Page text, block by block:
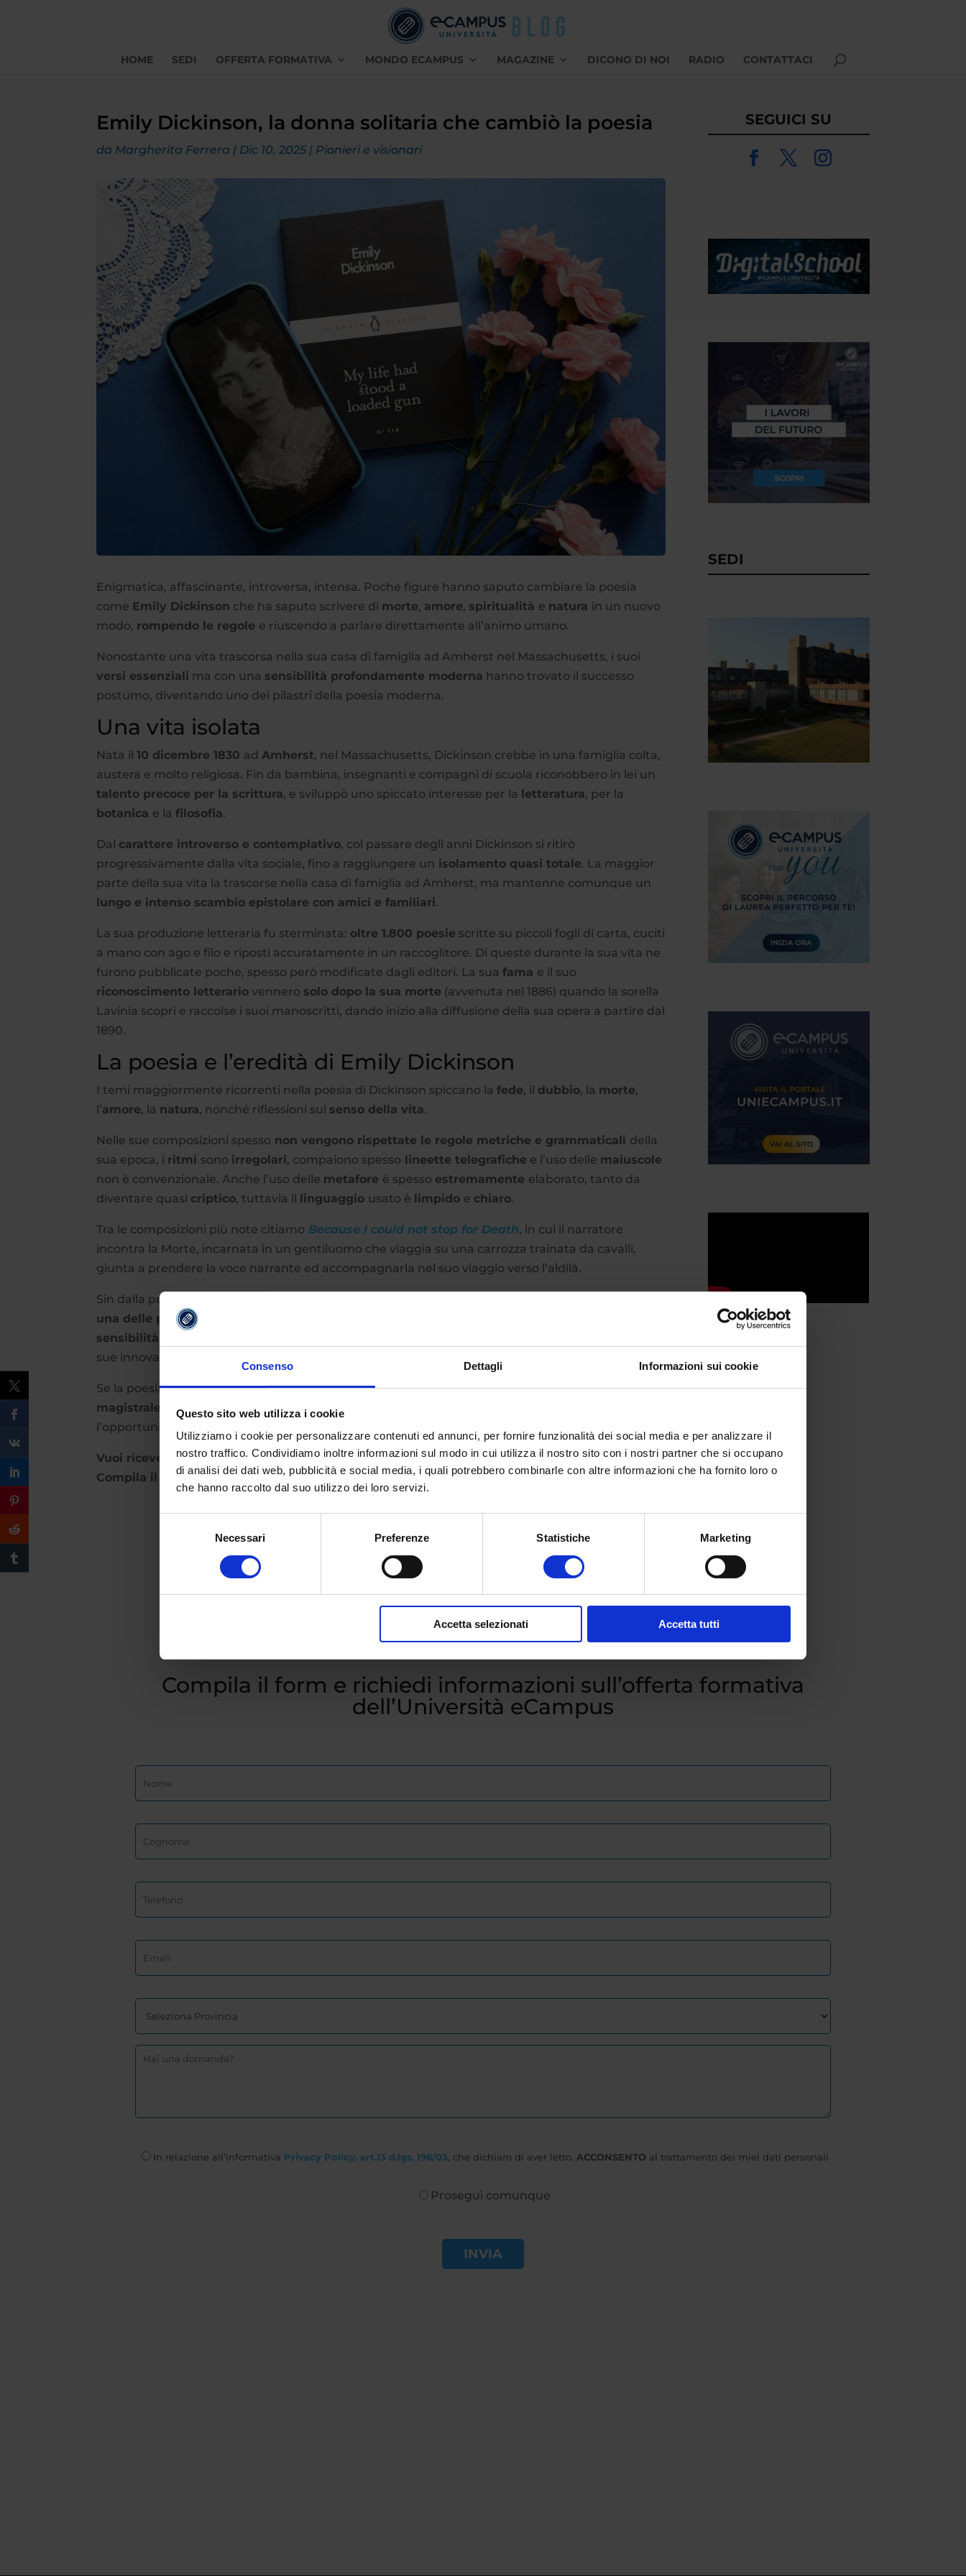
Consenso Dettagli Informazioni sui cookie
Questo sito web utilizza i cookie
Utilizziamo i cookie per personalizzare contenuti ed annunci, per fornire funzionalità dei social media e per analizzare il
nostro traffico. Condividiamo inoltre informazioni sul modo in cui utilizza il nostro sito con i nostri partner che si occupano
di analisi dei dati web, pubblicità e social media, i quali potrebbero combinarle con altre informazioni che ha fornito loro o
che hanno raccolto dal suo utilizzo dei loro servizi.
Necessari Preferenze Statistiche Marketing
Accetta selezionati Accetta tutti
HOME SEDI OFFERTA FORMATIVA MONDO ECAMPUS MAGAZINE DICONO DI NOI RADIO CONTATTACI
Emily Dickinson, la donna solitaria che cambiò la poesia
da Margherita Ferrera | Dic 10, 2025 | Pionieri e visionari
Enigmatica, affascinante, introversa, intensa. Poche figure hanno saputo cambiare la poesia
come Emily Dickinson che ha saputo scrivere di morte, amore, spiritualità e natura in un nuovo
modo, rompendo le regole e riuscendo a parlare direttamente all’animo umano.
Nonostante una vita trascorsa nella sua casa di famiglia ad Amherst nel Massachusetts, i suoi
versi essenziali ma con una sensibilità profondamente moderna hanno trovato il successo
postumo, diventando uno dei pilastri della poesia moderna.
Una vita isolata
Nata il10 dicembre 1830 adAmherst, nel Massachusetts, Dickinson crebbe in una famiglia colta,
austera e molto religiosa. Fin da bambina, insegnanti e compagni di scuola riconobbero in lei un
talento precoce per la scrittura, e sviluppò uno spiccato interesse per la letteratura, per la
botanica e lafilosofia.
Dal carattere introverso e contemplativo, col passare degli anni Dickinson si ritirò
progressivamente dalla vita sociale, fino a raggiungere un isolamento quasi totale. La maggior
parte della sua vita la trascorse nella casa di famiglia ad Amherst, ma mantenne comunque un
lungo e intenso scambio epistolare con amici e familiari.
La sua produzione letteraria fu sterminata: oltre 1.800 poesie scritte su piccoli fogli di carta, cuciti
a mano con ago e filo e riposti accuratamente in un raccoglitore. Di queste durante la sua vita ne
furono pubblicate poche, spesso però modificate dagli editori. La suafama e il suo
riconoscimento letterario vennero solo dopo la sua morte (avvenuta nel 1886) quando la sorella
Lavinia scoprì e raccolse i suoi manoscritti, dando inizio alla diffusione della sua opera a partire dal
1890.
La poesia e l’eredità di Emily Dickinson
I temi maggiormente ricorrenti nella poesia di Dickinson spiccano lafede, il dubbio, la morte,
l’amore, la natura, nonché riflessioni sul senso della vita.
Nelle sue composizioni spesso non vengono rispettate le regole metriche e grammaticali della
sua epoca, i ritmi sono irregolari, compaiono spesso lineette telegrafiche e l’uso delle maiuscole
non è convenzionale. Anche l’uso delle metafore è spesso estremamente elaborato, tanto da
diventare quasi criptico, tuttavia il linguaggio usato è limpido e chiaro.
Tra le composizioni più note citiamo Because I could not stop for Death, in cui il narratore
incontra la Morte, incarnata in un gentiluomo che viaggia su una carrozza trainata da cavalli,
giunta a prendere la voce narrante ed accompagnarla nel suo viaggio verso l’aldilà.
Sin dalla pubblicazione della prima raccolta postuma, Emily Dickinson è stata riconosciuta come
una delle poetesse più importanti
sensibilità
sue innovazioni sono ancora oggi studiate e ammirate da critici, appassionati e lettori.
Se la poesia e la letteratura sono la tua passione e vuoi studiarla approfonditamente, lalaurea
magistrale inLingue e Letterature Europee (LM-37)
l’opportunità di esplorare i grandi autori, le correnti letterarie e le lingue europee.
Vuoi ricevere maggiori informazioni e ottenere una consulenza gratuita e personalizzata?
Compila il form qui sotto.
SEGUICI SU
SEDI
Compila il form e richiedi informazioni sull’offerta formativa
dell’Università eCampus
In relazione all’informativa Privacy Policy, art.13 d.lgs. 196/03 , che dichiaro di aver letto, ACCONSENTO al trattamento dei miei dati personali
Prosegui comunque